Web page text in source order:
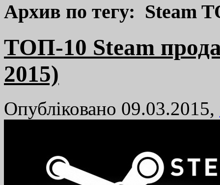
Архив по тегу: Steam
TОП-10 Steam
2015)
Опубліковано 09.03.2015,